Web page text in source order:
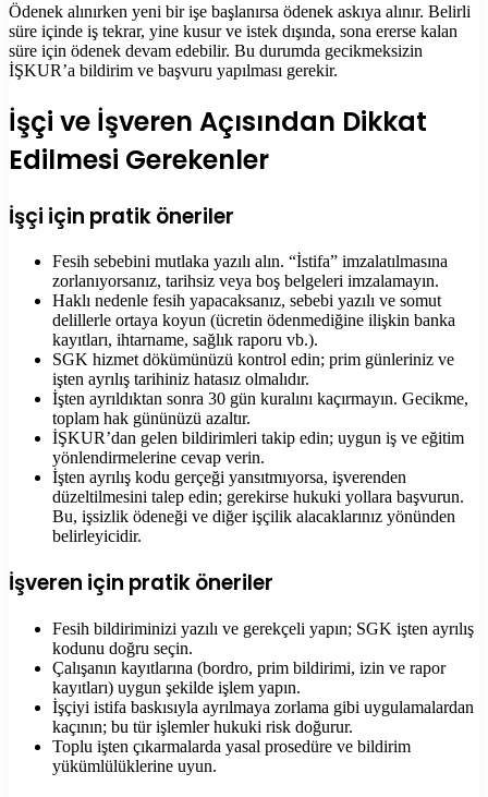
Ödenek alınırken yeni bir işe başlanırsa ödenek askıya alınır. Belirli
süre içinde iş tekrar, yine kusur ve istek dışında, sona ererse kalan
süre için ödenek devam edebilir. Bu durumda gecikmeksizin
İŞKUR’a bildirim ve başvuru yapılması gerekir.
İşçi ve İşveren Açısından Dikkat
Edilmesi Gerekenler
İşçi için pratik öneriler
Fesih sebebini mutlaka yazılı alın. “İstifa” imzalatılmasına
zorlanıyorsanız, tarihsiz veya boş belgeleri imzalamayın.
Haklı nedenle fesih yapacaksanız, sebebi yazılı ve somut
delillerle ortaya koyun (ücretin ödenmediğine ilişkin banka
kayıtları, ihtarname, sağlık raporu vb.).
SGK hizmet dökümünüzü kontrol edin; prim günleriniz ve
işten ayrılış tarihiniz hatasız olmalıdır.
İşten ayrıldıktan sonra 30 gün kuralını kaçırmayın. Gecikme,
toplam hak gününüzü azaltır.
İŞKUR’dan gelen bildirimleri takip edin; uygun iş ve eğitim
yönlendirmelerine cevap verin.
İşten ayrılış kodu gerçeği yansıtmıyorsa, işverenden
düzeltilmesini talep edin; gerekirse hukuki yollara başvurun.
Bu, işsizlik ödeneği ve diğer işçilik alacaklarınız yönünden
belirleyicidir.
İşveren için pratik öneriler
Fesih bildiriminizi yazılı ve gerekçeli yapın; SGK işten ayrılış
kodunu doğru seçin.
Çalışanın kayıtlarına (bordro, prim bildirimi, izin ve rapor
kayıtları) uygun şekilde işlem yapın.
İşçiyi istifa baskısıyla ayrılmaya zorlama gibi uygulamalardan
kaçının; bu tür işlemler hukuki risk doğurur.
Toplu işten çıkarmalarda yasal prosedüre ve bildirim
yükümlülüklerine uyun.